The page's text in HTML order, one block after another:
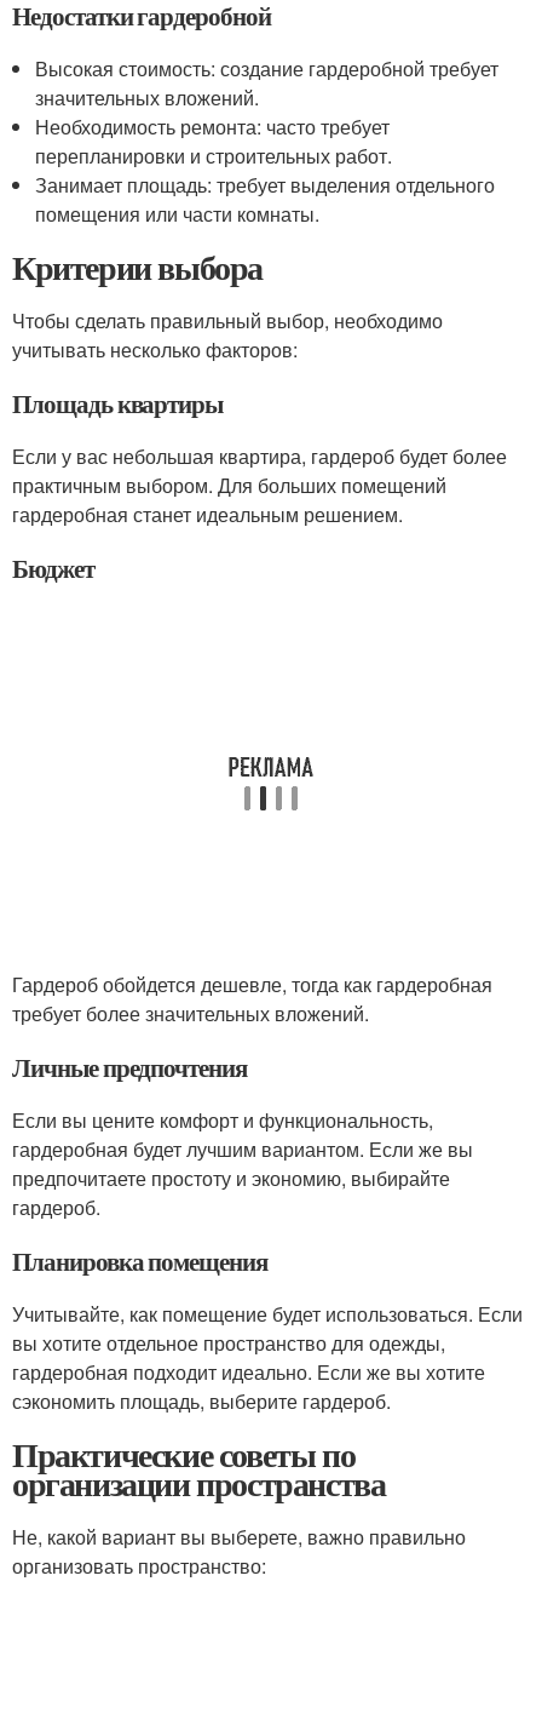
Недостатки гардеробной
Высокая стоимость: создание гардеробной требует
значительных вложений.
Необходимость ремонта: часто требует
перепланировки и строительных работ.
Занимает площадь: требует выделения отдельного
помещения или части комнаты.
Критерии выбора
Чтобы сделать правильный выбор, необходимо
учитывать несколько факторов:
Площадь квартиры
Если у вас небольшая квартира, гардероб будет более
практичным выбором. Для больших помещений
гардеробная станет идеальным решением.
Бюджет
Гардероб обойдется дешевле, тогда как гардеробная
требует более значительных вложений.
Личные предпочтения
Если вы цените комфорт и функциональность,
гардеробная будет лучшим вариантом. Если же вы
предпочитаете простоту и экономию, выбирайте
гардероб.
Планировка помещения
Учитывайте, как помещение будет использоваться. Если
вы хотите отдельное пространство для одежды,
гардеробная подходит идеально. Если же вы хотите
сэкономить площадь, выберите гардероб.
Практические советы по
организации пространства
Не, какой вариант вы выберете, важно правильно
организовать пространство: